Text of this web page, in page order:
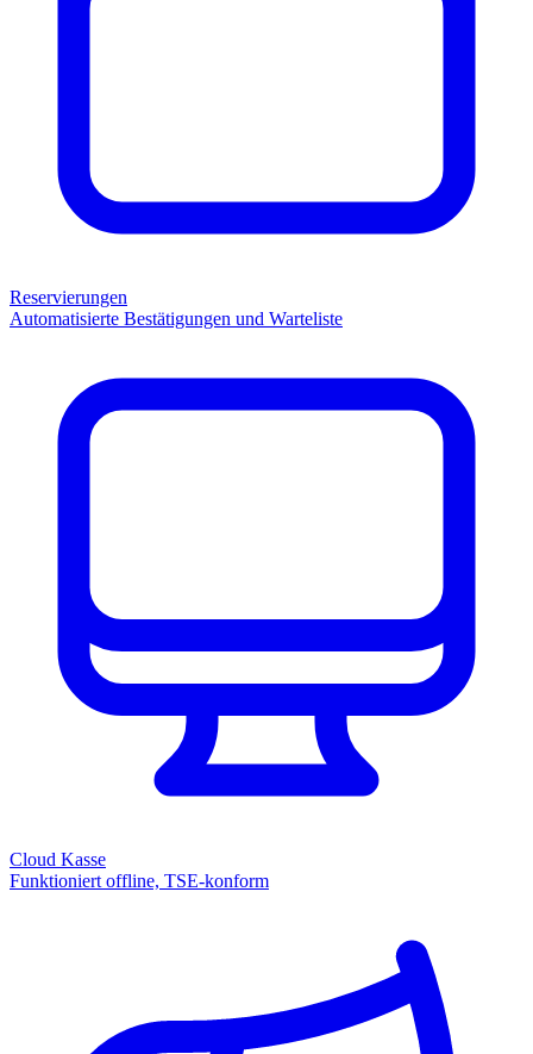
Reservierungen
Automatisierte Bestätigungen und Warteliste
Cloud Kasse
Funktioniert offline, TSE-konform